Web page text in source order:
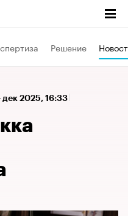
Решение
дек 2025, 16:33